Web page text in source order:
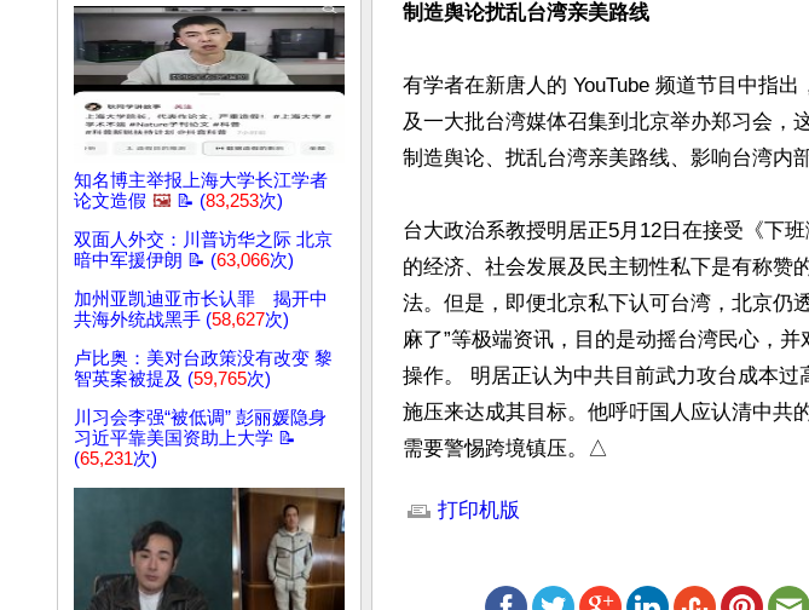
知名博主举报上海大学长江学者
论文造假 🖼️ 📝 (83,253次)
双面人外交：川普访华之际 北京
暗中军援伊朗 📝 (63,066次)
加州亚凯迪亚市长认罪 揭开中
共海外统战黑手 (58,627次)
卢比奥：美对台政策没有改变 黎
智英案被提及 (59,765次)
川习会李强“被低调” 彭丽媛隐身
习近平靠美国资助上大学 📝
(65,231次)
制造舆论扰乱台湾亲美路线
有学者在新唐人的 YouTube 频道节目中指
及一大批台湾媒体召集到北京举办郑习会，
制造舆论、扰乱台湾亲美路线、影响台湾内
台大政治系教授明居正5月12日在接受《下
的经济、社会发展及民主韧性私下是有称赞
法。但是，即便北京私下认可台湾，北京仍
麻了”等极端资讯，目的是动摇台湾民心，
操作。 明居正认为中共目前武力攻台成本
施压来达成其目标。他呼吁国人应认清中共
需要警惕跨境镇压。△
打印机版